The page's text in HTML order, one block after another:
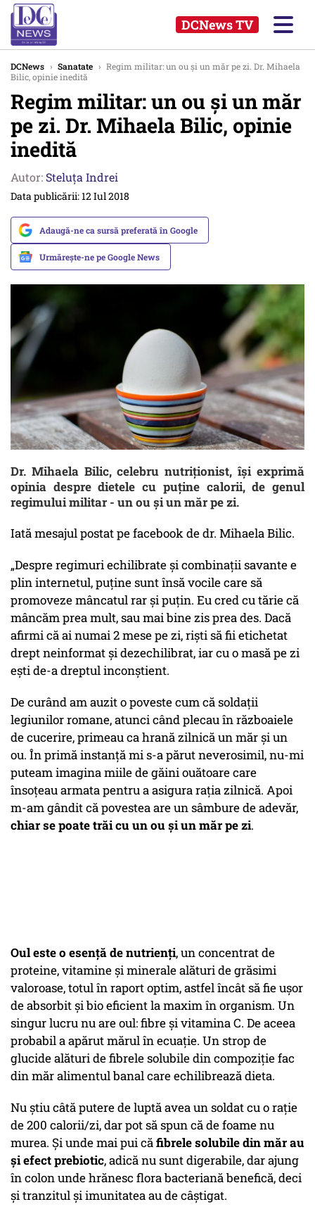
DCNews TV
DCNews › Sanatate › Regim militar: un ou și un măr pe zi. Dr. Mihaela
Bilic, opinie inedită
Regim militar: un ou și un măr
pe zi. Dr. Mihaela Bilic, opinie
inedită
Autor: Steluța Indrei
Data publicării: 12 Iul 2018
Adaugă-ne ca sursă preferată în Google
Urmărește-ne pe Google News
Dr. Mihaela Bilic, celebru nutriționist, își exprimă
opinia despre dietele cu puține calorii, de genul
regimului militar - un ou și un măr pe zi.
Iată mesajul postat pe facebook de dr. Mihaela Bilic.
„Despre regimuri echilibrate și combinații savante e
plin internetul, puține sunt însă vocile care să
promoveze mâncatul rar și puțin. Eu cred cu tărie că
mâncăm prea mult, sau mai bine zis prea des. Dacă
afirmi că ai numai 2 mese pe zi, riști să fii etichetat
drept neinformat și dezechilibrat, iar cu o masă pe zi
ești de-a dreptul inconștient.
De curând am auzit o poveste cum că soldații
legiunilor romane, atunci când plecau în războaiele
de cucerire, primeau ca hrană zilnică un măr și un
ou. În primă instanță mi s-a părut neverosimil, nu-mi
puteam imagina miile de găini ouătoare care
însoțeau armata pentru a asigura rația zilnică. Apoi
m-am gândit că povestea are un sâmbure de adevăr,
chiar se poate trăi cu un ou și un măr pe zi.
Oul este o esență de nutrienți, un concentrat de
proteine, vitamine și minerale alături de grăsimi
valoroase, totul în raport optim, astfel încât să fie ușor
de absorbit și bio eficient la maxim în organism. Un
singur lucru nu are oul: fibre și vitamina C. De aceea
probabil a apărut mărul în ecuație. Un strop de
glucide alături de fibrele solubile din compoziție fac
din măr alimentul banal care echilibrează dieta.
Nu știu câtă putere de luptă avea un soldat cu o rație
de 200 calorii/zi, dar pot să spun că de foame nu
murea. Și unde mai pui căfibrele solubile din măr au
și efect prebiotic, adică nu sunt digerabile, dar ajung
în colon unde hrănesc flora bacteriană benefică, deci
și tranzitul și imunitatea au de câștigat.